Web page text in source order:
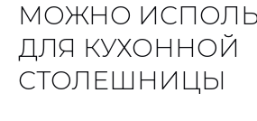
МОЖНО
ДЛЯ КУХОННОЙ
СТОЛЕШНИЦЫ